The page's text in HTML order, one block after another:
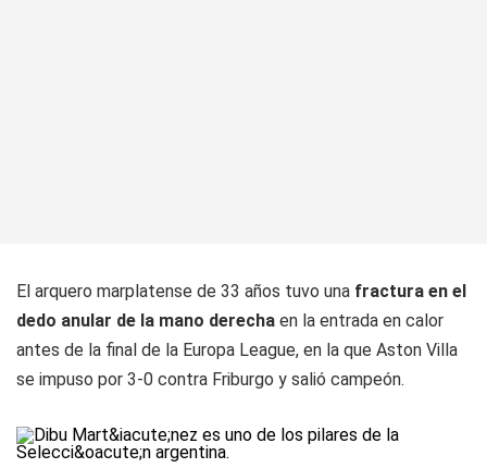
El arquero marplatense de 33 años tuvo una fractura en el
dedo anular de la mano derecha en la entrada en calor
antes de la final de la Europa League, en la que Aston Villa
se impuso por 3-0 contra Friburgo y salió campeón.